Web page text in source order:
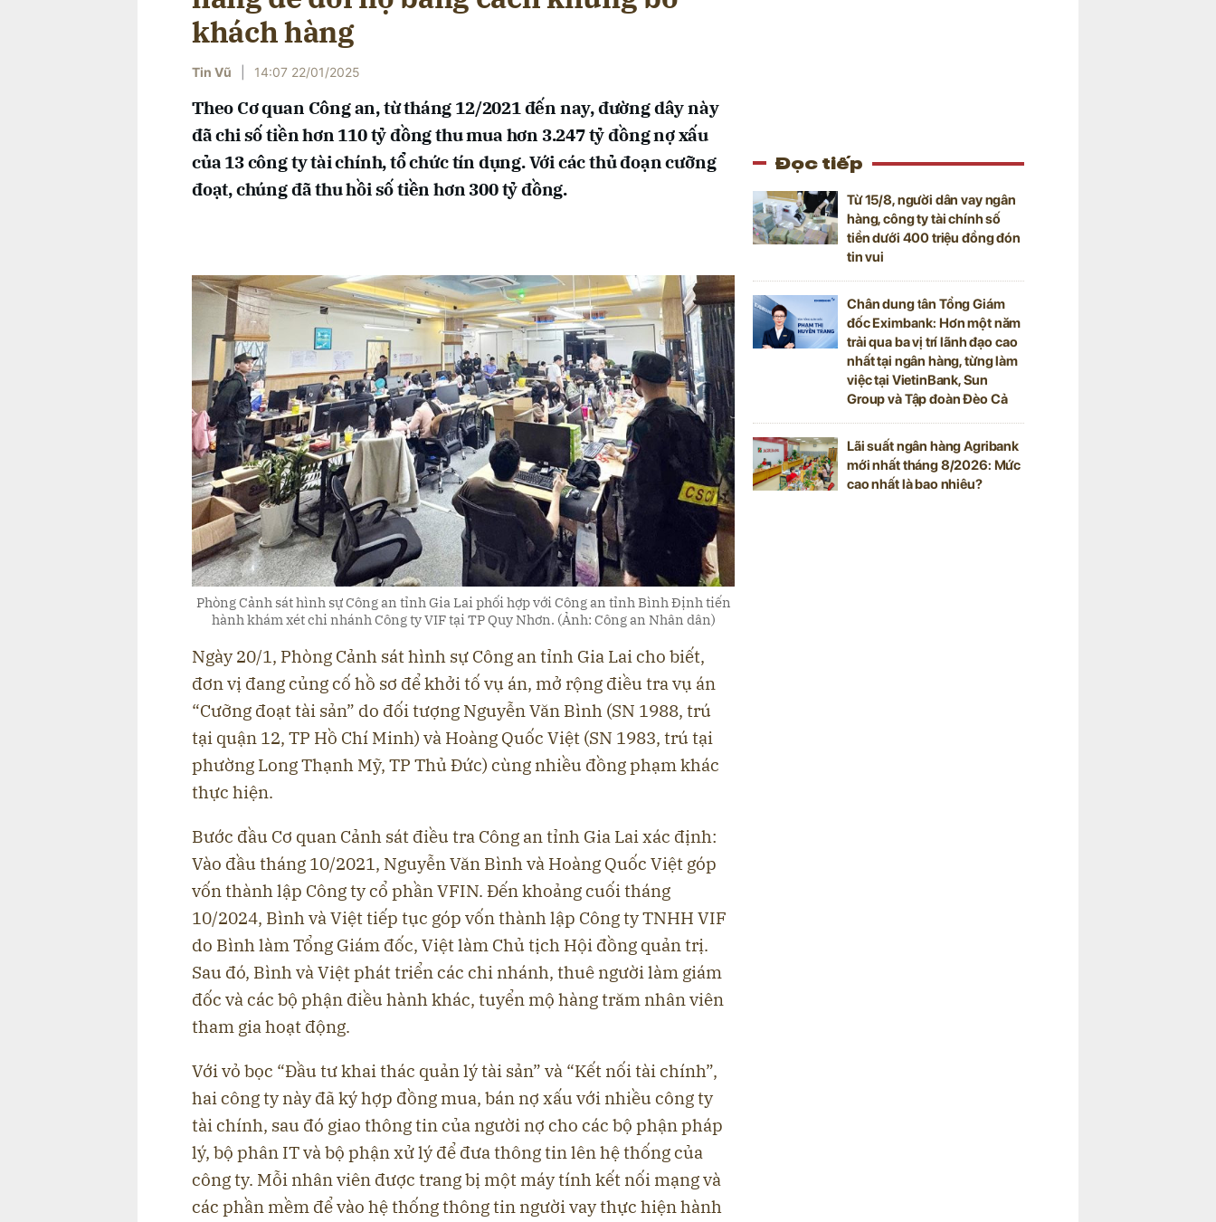
khách hàng
Tin Vũ 14:07 22/01/2025
Theo Cơ quan Công an, từ tháng 12/2021 đến nay, đường dây này
đã chi số tiền hơn 110 tỷ đồng thu mua hơn 3.247 tỷ đồng nợ xấu
của 13 công ty tài chính, tổ chức tín dụng. Với các thủ đoạn cưỡng
đoạt, chúng đã thu hồi số tiền hơn 300 tỷ đồng.
Phòng Cảnh sát hình sự Công an tỉnh Gia Lai phối hợp với Công an tỉnh Bình Định tiến
hành khám xét chi nhánh Công ty VIF tại TP Quy Nhơn. (Ảnh: Công an Nhân dân)
Ngày 20/1, Phòng Cảnh sát hình sự Công an tỉnh Gia Lai cho biết,
đơn vị đang củng cố hồ sơ để khởi tố vụ án, mở rộng điều tra vụ án
“Cưỡng đoạt tài sản” do đối tượng Nguyễn Văn Bình (SN 1988, trú
tại quận 12, TP Hồ Chí Minh) và Hoàng Quốc Việt (SN 1983, trú tại
phường Long Thạnh Mỹ, TP Thủ Đức) cùng nhiều đồng phạm khác
thực hiện.
Bước đầu Cơ quan Cảnh sát điều tra Công an tỉnh Gia Lai xác định:
Vào đầu tháng 10/2021, Nguyễn Văn Bình và Hoàng Quốc Việt góp
vốn thành lập Công ty cổ phần VFIN. Đến khoảng cuối tháng
10/2024, Bình và Việt tiếp tục góp vốn thành lập Công ty TNHH VIF
do Bình làm Tổng Giám đốc, Việt làm Chủ tịch Hội đồng quản trị.
Sau đó, Bình và Việt phát triển các chi nhánh, thuê người làm giám
đốc và các bộ phận điều hành khác, tuyển mộ hàng trăm nhân viên
tham gia hoạt động.
Với vỏ bọc “Đầu tư khai thác quản lý tài sản” và “Kết nối tài chính”,
hai công ty này đã ký hợp đồng mua, bán nợ xấu với nhiều công ty
tài chính, sau đó giao thông tin của người nợ cho các bộ phận pháp
lý, bộ phân IT và bộ phận xử lý để đưa thông tin lên hệ thống của
công ty. Mỗi nhân viên được trang bị một máy tính kết nối mạng và
các phần mềm để vào hệ thống thông tin người vay thực hiện hành
Đọc tiếp
Từ 15/8, người dân vay ngân
hàng, công ty tài chính số
tiền dưới 400 triệu đồng đón
tin vui
Chân dung tân Tổng Giám
đốc Eximbank: Hơn một năm
trải qua ba vị trí lãnh đạo cao
nhất tại ngân hàng, từng làm
việc tại VietinBank, Sun
Group và Tập đoàn Đèo Cả
Lãi suất ngân hàng Agribank
mới nhất tháng 8/2026: Mức
cao nhất là bao nhiêu?